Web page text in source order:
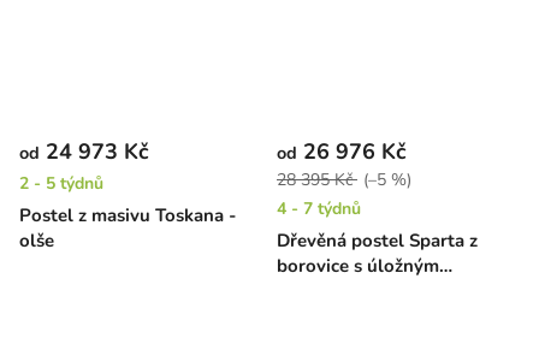
Postel z masivu Toskana -
olše
od 24 973 Kč
2 - 5 týdnů
Dřevěná postel Sparta z
borovice s úložným
od 26 976 Kč
28 395 Kč (–5 %)
4 - 7 týdnů